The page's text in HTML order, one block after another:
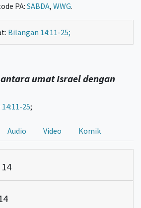
PA:SABDA, WWG.
Bilangan 14:11-25;
umat Israel dengan
25;
Audio Video Komik